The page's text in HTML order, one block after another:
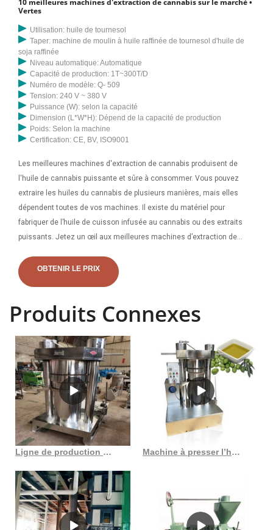
de pressage d’huile de tournesol 10TPD au Congo. La ligne de
10 meilleures machines d'extraction de cannabis sur le marché •
Vertes
Utilisation: huile de tournesol
Taper: machine de moulin à huile raffinée de tournesol d'huile de
soja raffinée
Niveau automatique: Automatique
Capacité de production: 1T~300T/D
Numéro de modèle: Q- 509
Tension: 240 V ~ 380 V
Puissance (W): selon la capacité
Dimension (L*W*H): Dépend de la capacité de production
Poids: Selon la machine
Certification: CE, BV, ISO9001
Les meilleures machines d'extraction de cannabis produisent de
l'huile de cannabis puissante et sûre à consommer. Vous pouvez
extraire les huiles du cannabis de plusieurs manières, mais elles
dépendent toutes de vos machines. Il existe du matériel pour
fabriquer de l’huile de cuisson infusée au cannabis ou des extraits
puissants. Jetez un œil aux meilleures machines d’extraction de
recommandé par ce fournisseur. 300kg/H vente chaude en 2023
Presse à huile pour tournesol, arachide, soja Yzyx130. Prix FOB de
Service après-vente : Assistance en ligne. L’huile d’arachide se
huile de première qualité et son coût est également élevé. La plupart
des autres huiles comestibles ont un prix inférieur à celui de l’huile
d’arachide. L'huile d'arachide est disponible sur le marché sous
forme raffinée et filtrée. Bien que les huiles filtrées soient de qualité
nutritionnelle supérieure.. Presse à huile manuelle. Plus de 10 types
de graines telles que l'arachide, le colza, le sésame, le coprah, les
graines de coton, les noisettes, les graines de lin, les graines de
palmier à huile, les graines de citrouille, les graines de tournesol,
peuvent être livrées dans n'importe quel pays. Prix : 120 $ (frais de
transport non inclus) Le site Web le plus complet du Sénégal. Un
journalisme crédible, intrépide et indépendant
OBTENIR LE PRIX
Produits Connexes
Ligne de production d’huile de soja à prix usine au Sénégal Machine à presser l’huile de soja, tournesol, arachide, noix de karité